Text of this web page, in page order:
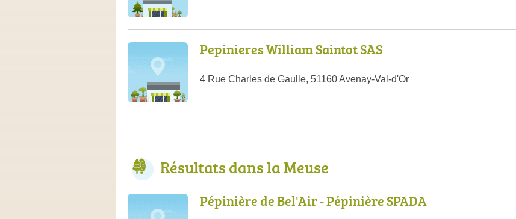
Pepinieres William Saintot SAS
4 Rue Charles de Gaulle, 51160 Avenay-Val-d'Or
Résultats dans la Meuse
Pépinière de Bel'Air - Pépinière SPADA